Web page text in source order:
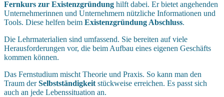
Fernkurs zur Existenzgründung hilft dabei. Er bietet angehenden
Unternehmerinnen und Unternehmern nützliche Informationen und
Tools. Diese helfen beim Existenzgründung Abschluss.
Die Lehrmaterialien sind umfassend. Sie bereiten auf viele
Herausforderungen vor, die beim Aufbau eines eigenen Geschäfts
kommen können.
Das Fernstudium mischt Theorie und Praxis. So kann man den
Traum derSelbstständigkeit stückweise erreichen. Es passt sich
auch an jede Lebenssituation an.